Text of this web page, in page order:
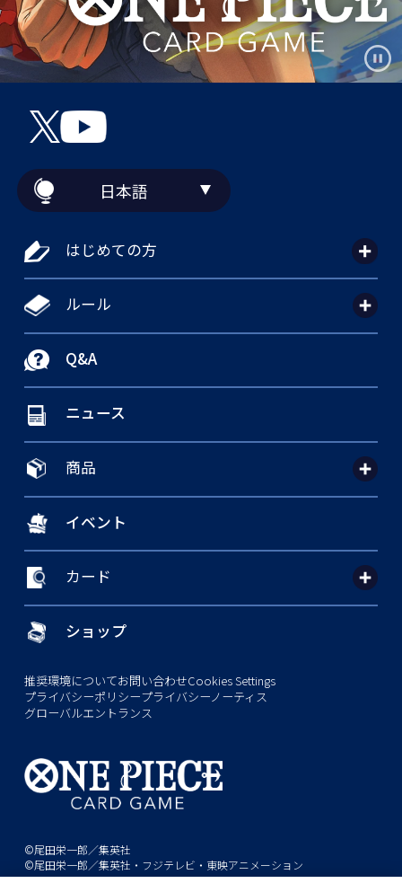
日本語
はじめての方
ルール
Q&A
ニュース
商品
イベント
カード
ショップ
推奨環境についてお問い合わせCookies Settings
プライバシーポリシープライバシーノーティス
グローバルエントランス
©尾田栄一郎／集英社
©尾田栄一郎／集英社・フジテレビ・東映アニメーション